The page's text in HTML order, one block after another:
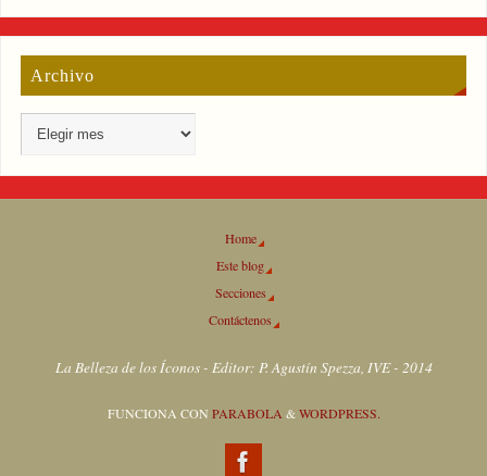
Archivo
Home
Este blog
Secciones
Contáctenos
La Belleza de los Íconos - Editor: P. Agustín Spezza, IVE - 2014
FUNCIONA CON PARABOLA & WORDPRESS.